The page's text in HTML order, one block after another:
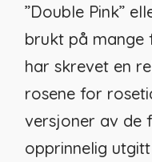
”Double Pink”
brukt på mange
har skrevet en
rosene for
versjoner av de
opprinnelig